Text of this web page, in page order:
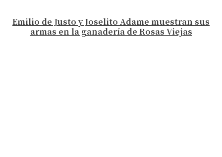
Emilio de Justo y Joselito Adame muestran sus
armas en la ganadería de Rosas Viejas